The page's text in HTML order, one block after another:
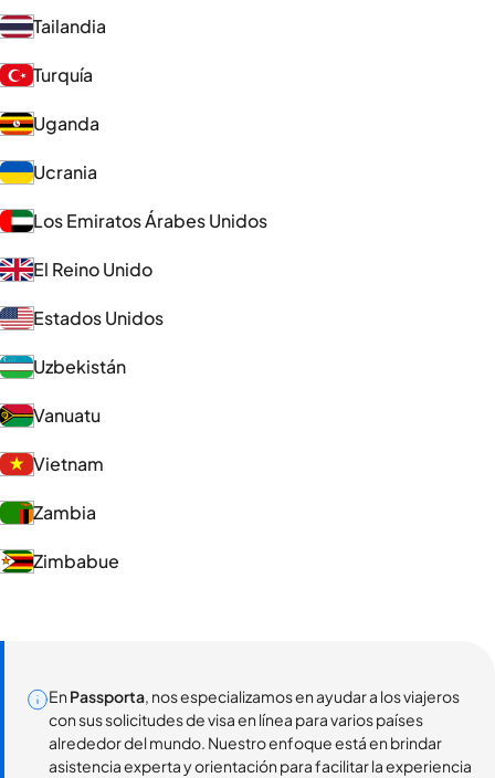
Tailandia
Turquía
Uganda
Ucrania
Los Emiratos Árabes Unidos
El Reino Unido
Estados Unidos
Uzbekistán
Vanuatu
Vietnam
Zambia
Zimbabue
En Passporta, nos especializamos en ayudar a los viajeros
con sus solicitudes de visa en línea para varios países
alrededor del mundo. Nuestro enfoque está en brindar
asistencia experta y orientación para facilitar la experiencia